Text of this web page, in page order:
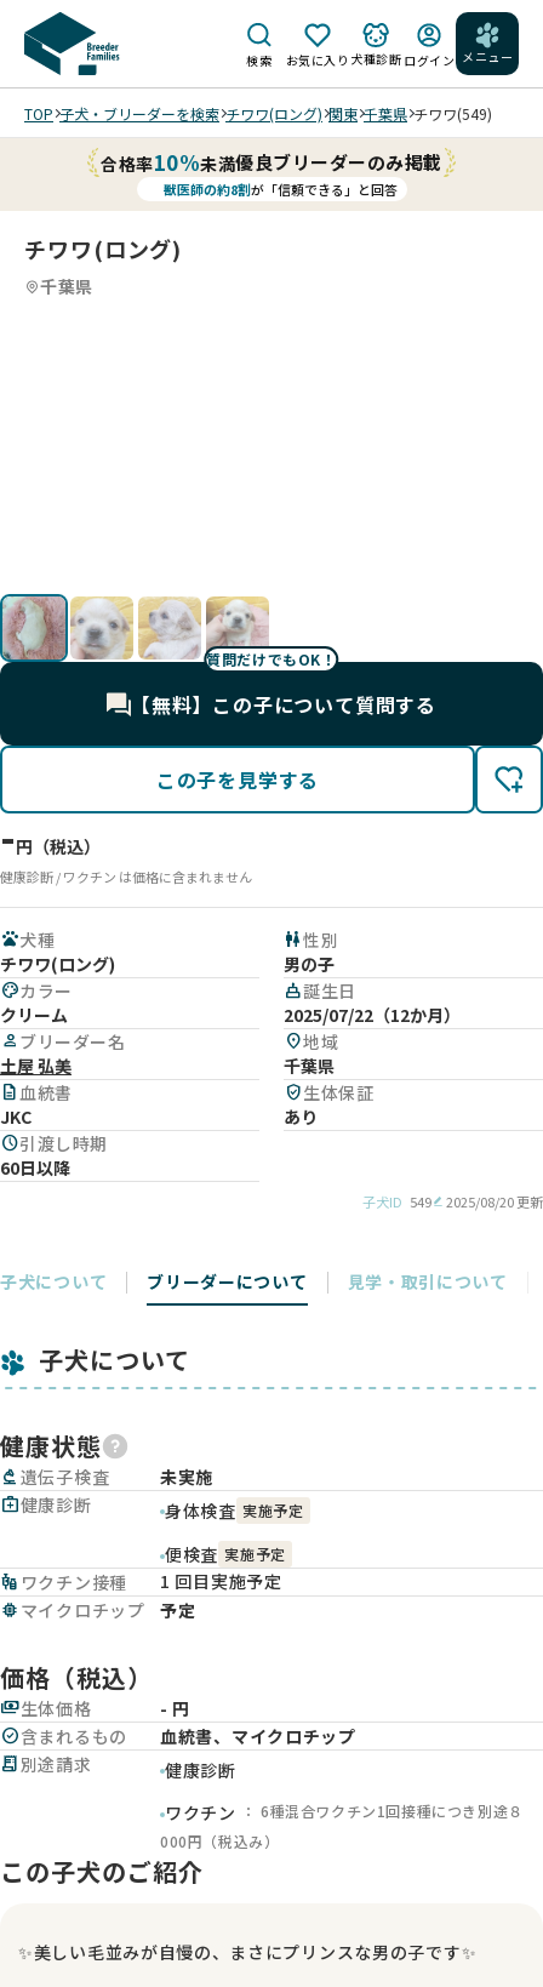
検索 お気に入り 犬種診断 ログイン メニュー
TOP 子犬・ブリーダーを検索 チワワ(ロング) 関東 千葉県 チワワ(549)
合格率10%未満優良ブリーダーのみ掲載
獣医師の約8割が「信頼できる」と回答
チワワ(ロング)
千葉県
質問だけでもOK！
【無料】この子について質問する
この子を見学する
-円（税込）
健康診断 / ワクチン は価格に含まれません
pets犬種
チワワ(ロング)
wc性別
男の子
paletteカラー
クリーム
cake誕生日
2025/07/22（12か月）
person ブリーダー名
土屋 弘美
location_on地域
千葉県
description血統書
JKC
verified_user生体保証
あり
schedule引渡し時期
60日以降
子犬ID 549 2025/08/20 更新
子犬について ブリーダーについて 見学・取引について
子犬について
健康状態
biotech 遺伝子検査
未実施
medical_services健康診断 身体検査 実施予定
便検査 実施予定
vaccines ワクチン接種
1 回目実施予定
memory マイクロチップ 予定
価格（税込）
payments生体価格
- 円
check_circle含まれるもの
血統書、マイクロチップ
receipt_long別途請求
健康診断
ワクチン
： 6種混合ワクチン1回接種につき別途８
000円（税込み）
この子犬のご紹介
✨美しい毛並みが自慢の、まさにプリンスな男の子です✨